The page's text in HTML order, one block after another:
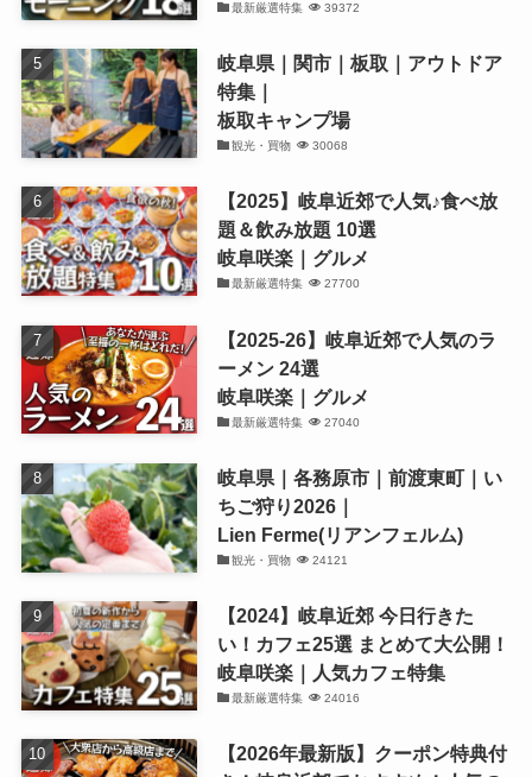
最新厳選特集 39372
岐阜県｜関市｜板取｜アウトドア
特集｜
板取キャンプ場
観光・買物 30068
【2025】岐阜近郊で人気♪食べ放
題＆飲み放題 10選
岐阜咲楽｜グルメ
最新厳選特集 27700
【2025-26】岐阜近郊で人気のラ
ーメン 24選
岐阜咲楽｜グルメ
最新厳選特集 27040
岐阜県｜各務原市｜前渡東町｜い
ちご狩り2026｜
Lien Ferme(リアンフェルム)
観光・買物 24121
【2024】岐阜近郊 今日行きた
い！カフェ25選 まとめて大公開！
岐阜咲楽｜人気カフェ特集
最新厳選特集 24016
【2026年最新版】クーポン特典付